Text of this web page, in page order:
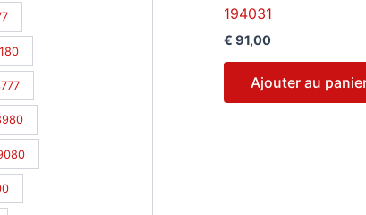
194031
€ 91,00
Ajouter au